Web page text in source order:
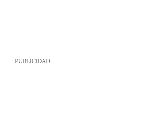
PUBLICIDAD